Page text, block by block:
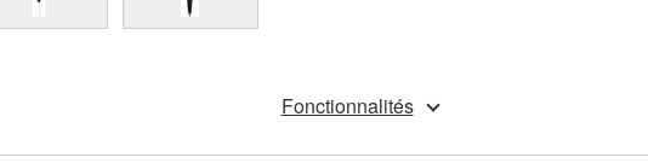
Fonctionnalités